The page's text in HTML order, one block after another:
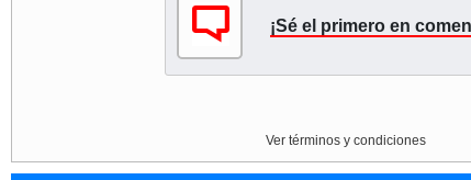
¡Sé el primero en
Ver términos y condiciones